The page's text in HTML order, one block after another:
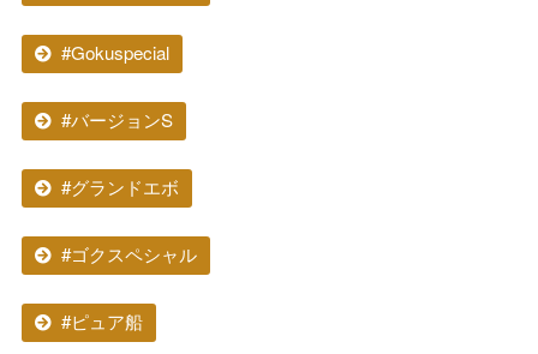
#Gokuspecial
#バージョンS
#グランドエボ
#ゴクスペシャル
#ピュア船